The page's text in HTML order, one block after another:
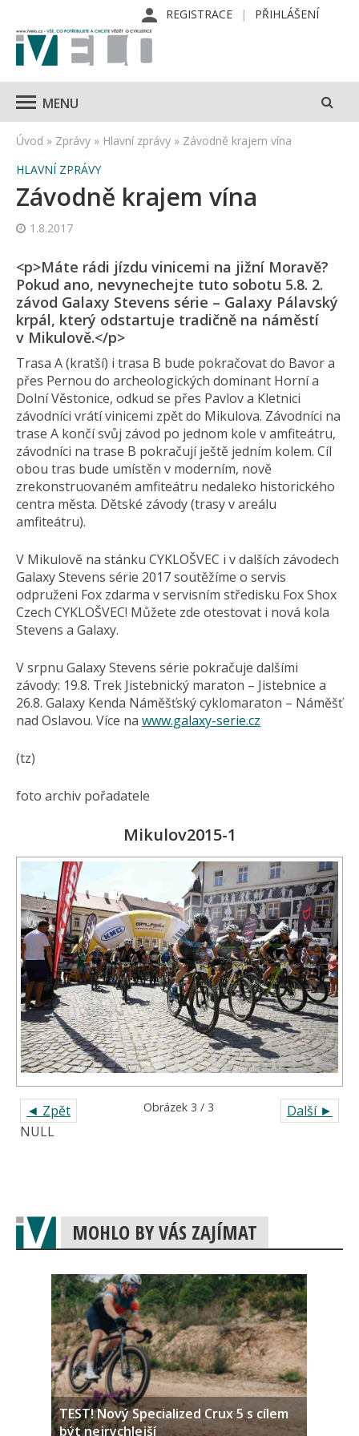
REGISTRACE PŘIHLÁŠENÍ
MENU
Úvod » Zprávy » Hlavní zprávy » Závodně krajem vína
HLAVNÍ ZPRÁVY
Závodně krajem vína
1.8.2017
<p>Máte rádi jízdu vinicemi na jižní Moravě?
Pokud ano, nevynechejte tuto sobotu 5.8. 2.
závod Galaxy Stevens série – Galaxy Pálavský
krpál, který odstartuje tradičně na náměstí
v Mikulově.</p>
Trasa A (kratší) i trasa B bude pokračovat do Bavor a
přes Pernou do archeologických dominant Horní a
Dolní Věstonice, odkud se přes Pavlov a Kletnici
závodníci vrátí vinicemi zpět do Mikulova. Závodníci na
trase A končí svůj závod po jednom kole v amfiteátru,
závodníci na trase B pokračují ještě jedním kolem. Cíl
obou tras bude umístěn v moderním, nově
zrekonstruovaném amfiteátru nedaleko historického
centra města. Dětské závody (trasy v areálu
amfiteátru).
V Mikulově na stánku CYKLOŠVEC i v dalších závodech
Galaxy Stevens série 2017 soutěžíme o servis
odpruženi Fox zdarma v servisním středisku Fox Shox
Czech CYKLOŠVEC! Můžete zde otestovat i nová kola
Stevens a Galaxy.
V srpnu Galaxy Stevens série pokračuje dalšími
závody: 19.8. Trek Jistebnický maraton – Jistebnice a
26.8. Galaxy Kenda Náměšťský cyklomaraton – Náměšť
nad Oslavou. Více na www.galaxy-serie.cz
(tz)
foto archiv pořadatele
Mikulov2015-1
◄ Zpět Další ►
Obrázek 3 / 3
NULL
MOHLO BY VÁS ZAJÍMAT
TEST! Nový Specialized Crux 5 s cílem
být nejrychlejší